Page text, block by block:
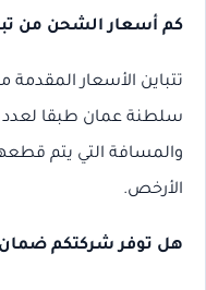
كم أسعار الشحن من
تتباين الأسعار
سلطنة عمان طبقا لعدد
والمسافة التي يتم
الأرخص.
هل توفر شركتكم